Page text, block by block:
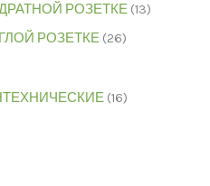
РОЗЕТКЕ 13
РОЗЕТКЕ 26
16